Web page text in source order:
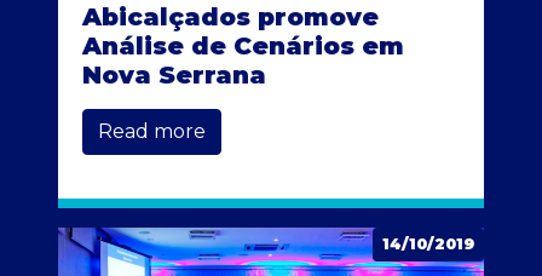
Abicalçados promove
Análise de Cenários em
Nova Serrana
Read more
14/10/2019